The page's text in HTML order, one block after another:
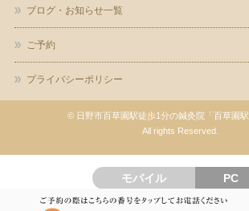
ブログ・お知らせ一覧
ご予約
プライバシーポリシー
© 日野市百草園駅徒歩1分の鍼灸院「百草園駅
All rights Reserved.
モバイル PC